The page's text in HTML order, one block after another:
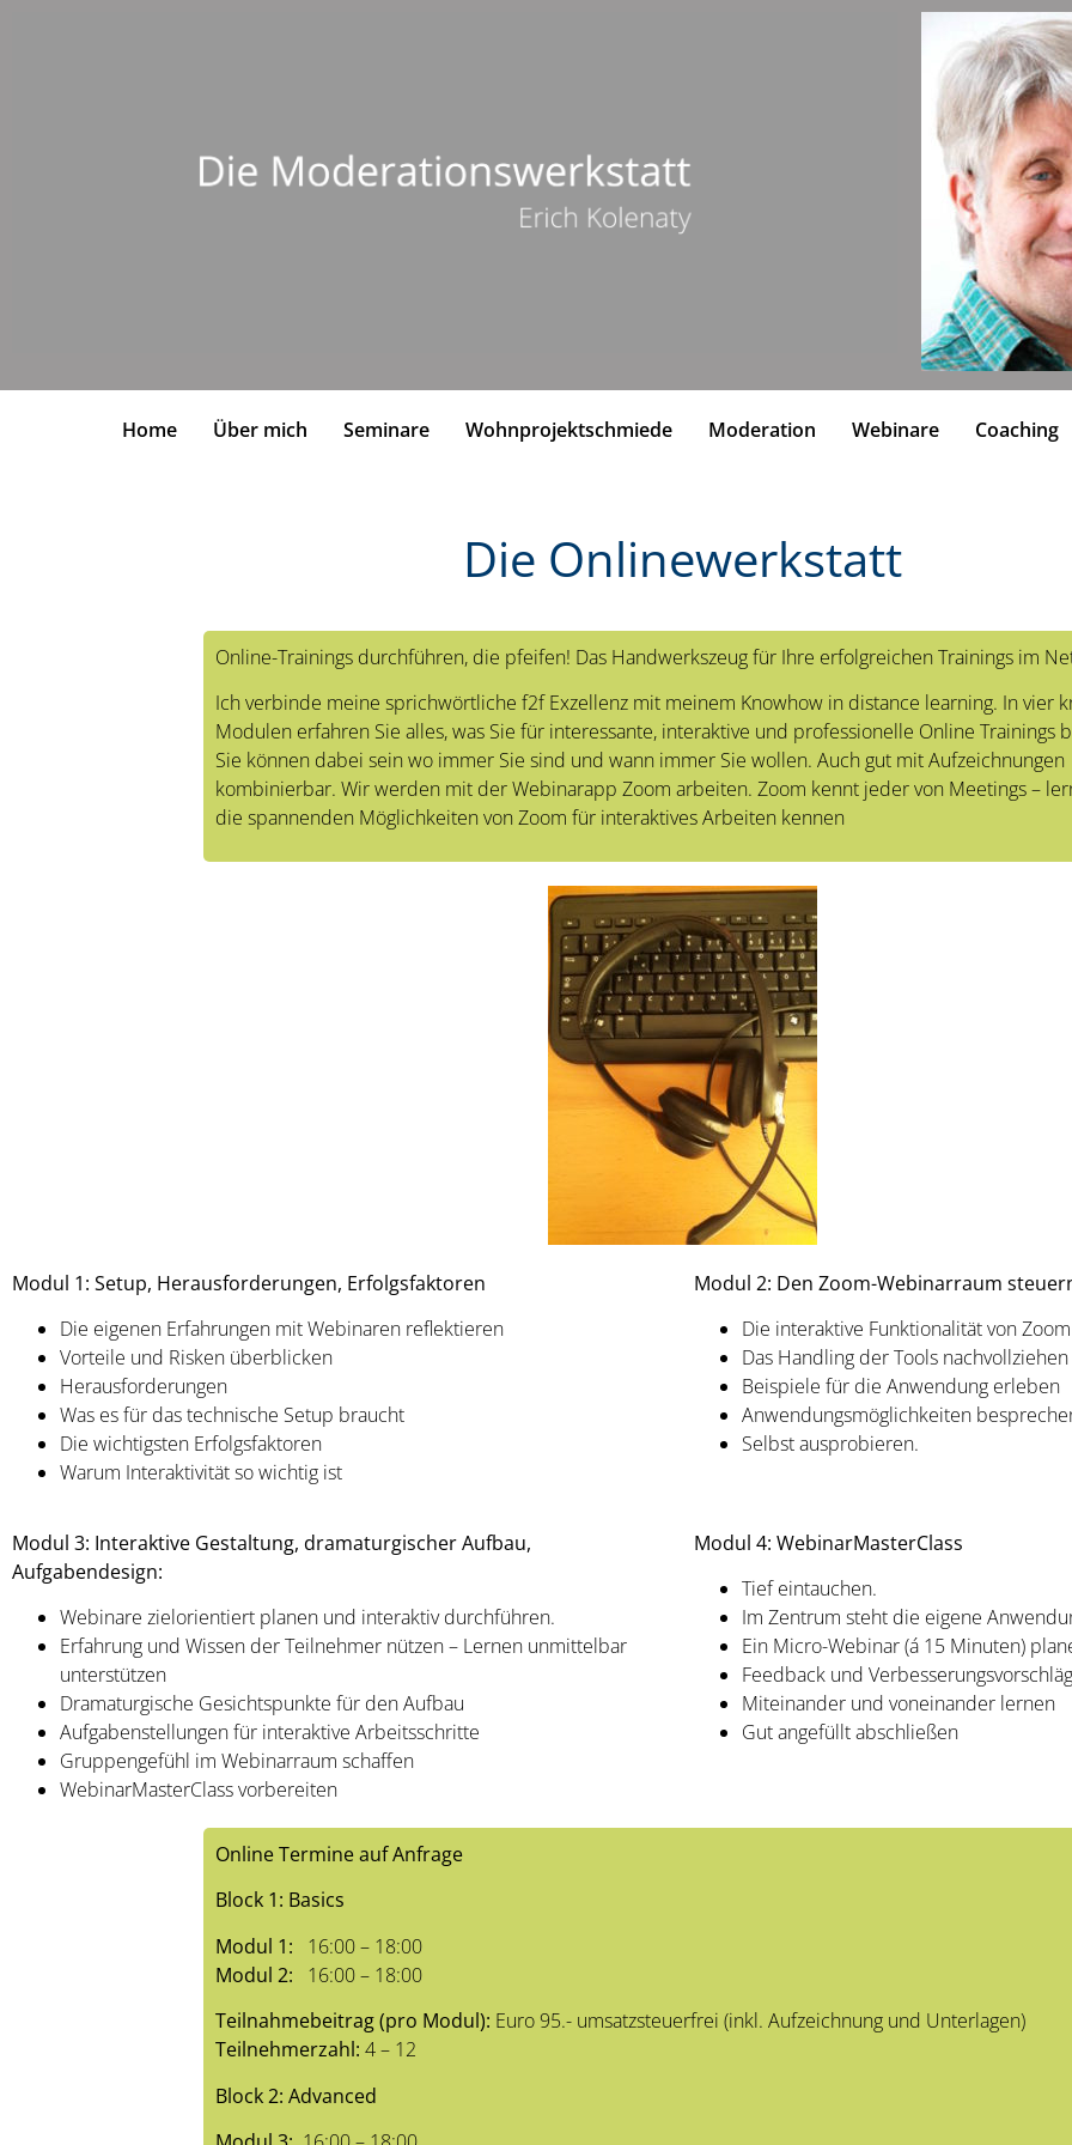
Home Über mich Seminare Wohnprojektschmiede Moderation Webinare Coaching
Die Onlinewerkstatt
Online-Trainings durchführen, die pfeifen! Das Handwerkszeug für Ihre erfolgreichen Trainings im
Ich verbinde meine sprichwörtliche f2f Exzellenz mit meinem Knowhow in distance learning. In vier
Modulen erfahren Sie alles, was Sie für interessante, interaktive und professionelle Online Trainings
Sie können dabei sein wo immer Sie sind und wann immer Sie wollen. Auch gut mit Aufzeichnungen
kombinierbar. Wir werden mit der Webinarapp Zoom arbeiten. Zoom kennt jeder von Meetings –
die spannenden Möglichkeiten von Zoom für interaktives Arbeiten kennen
Modul 1: Setup, Herausforderungen, Erfolgsfaktoren
Die eigenen Erfahrungen mit Webinaren reflektieren
Vorteile und Risken überblicken
Herausforderungen
Was es für das technische Setup braucht
Die wichtigsten Erfolgsfaktoren
Warum Interaktivität so wichtig ist
Modul 2: Den Zoom-Webinarraum
Die interaktive Funktionalität von
Das Handling der Tools
Beispiele für die Anwendung erleben
Anwendungsmöglichkeiten
Selbst ausprobieren.
Modul 3: Interaktive Gestaltung, dramaturgischer Aufbau,
Aufgabendesign:
Webinare zielorientiert planen und interaktiv durchführen.
Erfahrung und Wissen der Teilnehmer nützen – Lernen unmittelbar
unterstützen
Dramaturgische Gesichtspunkte für den Aufbau
Aufgabenstellungen für interaktive Arbeitsschritte
Gruppengefühl im Webinarraum schaffen
WebinarMasterClass vorbereiten
Modul 4: WebinarMasterClass
Tief eintauchen.
Im Zentrum steht die eigene
Ein Micro-Webinar (á 15 Minuten)
Feedback und
Miteinander und voneinander lernen
Gut angefüllt abschließen
Online Termine auf Anfrage
Block 1: Basics
Modul 1:
16:00 – 18:00
Modul 2:
16:00 – 18:00
Teilnahmebeitrag (pro Modul): Euro 95.- umsatzsteuerfrei (inkl. Aufzeichnung und Unterlagen)
Teilnehmerzahl: 4 – 12
Block 2: Advanced